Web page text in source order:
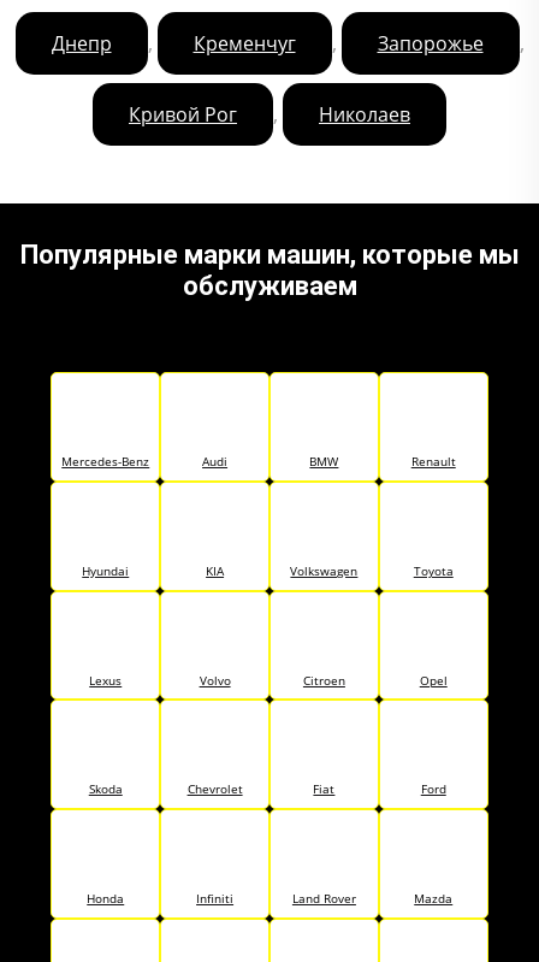
Днепр , Кременчуг , Запорожье ,
Кривой Рог , Николаев
Популярные марки машин, которые мы
обслуживаем
Mercedes-Benz Audi BMW Renault
Hyundai KIA Volkswagen Toyota
Lexus Volvo Citroen Opel
Skoda Chevrolet Fiat Ford
Honda Infiniti Land Rover Mazda